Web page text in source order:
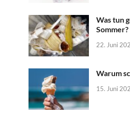
Was tun
Sommer?
22. Juni
Warum
15. Juni